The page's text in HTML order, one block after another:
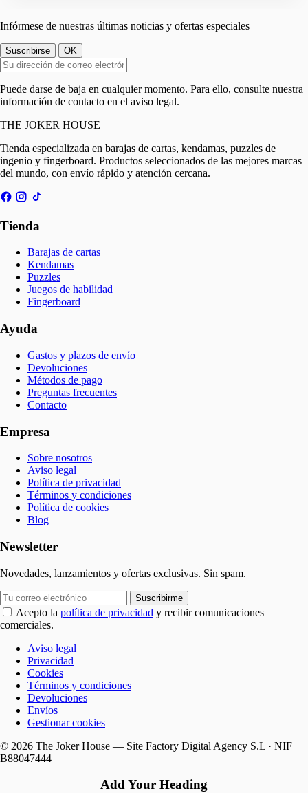
Infórmese de nuestras últimas noticias y ofertas especiales
Puede darse de baja en cualquier momento. Para ello, consulte nuestra
información de contacto en el aviso legal.
THE JOKER HOUSE
Tienda especializada en barajas de cartas, kendamas, puzzles de
ingenio y fingerboard. Productos seleccionados de las mejores marcas
del mundo, con envío rápido y atención cercana.
Tienda
Barajas de cartas
Kendamas
Puzzles
Juegos de habilidad
Fingerboard
Ayuda
Gastos y plazos de envío
Devoluciones
Métodos de pago
Preguntas frecuentes
Contacto
Empresa
Sobre nosotros
Aviso legal
Política de privacidad
Términos y condiciones
Política de cookies
Blog
Newsletter
Novedades, lanzamientos y ofertas exclusivas. Sin spam.
Suscribirme
Acepto la política de privacidad y recibir comunicaciones
comerciales.
Aviso legal
Privacidad
Cookies
Términos y condiciones
Devoluciones
Envíos
Gestionar cookies
© 2026 The Joker House — Site Factory Digital Agency S.L · NIF
B88047444
Add Your Heading